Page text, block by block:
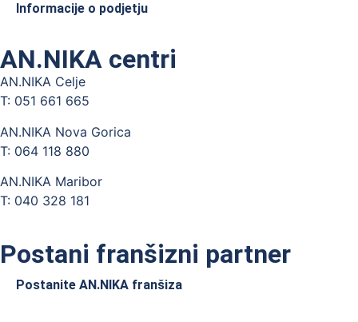
Informacije o podjetju
AN.NIKA centri
AN.NIKA Celje
T: 051 661 665
AN.NIKA Nova Gorica
T: 064 118 880
AN.NIKA Maribor
T: 040 328 181
Postani franšizni partner
Postanite AN.NIKA franšiza